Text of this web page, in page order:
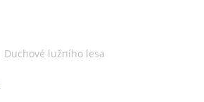
Duchové lužního lesa